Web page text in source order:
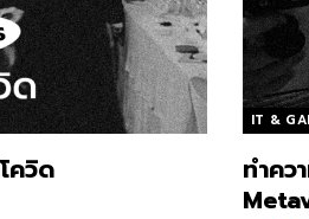
ควิด
IT &
ทำคว